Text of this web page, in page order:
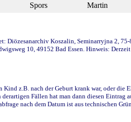
Spors Martin
Koszalin, Seminarryjna 2,
10, 49152 Bad Essen. Hinweis:
z.B. nach der Geburt krank war, oder die
Fällen hat man dann diesen Eintrag
nach dem Datum ist aus technischen